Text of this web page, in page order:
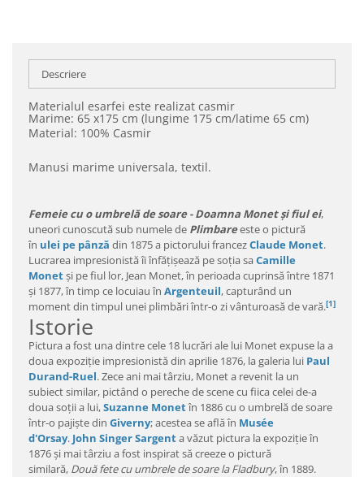
Descriere
Materialul esarfei este realizat casmir
Marime: 65 x175 cm (lungime 175 cm/latime 65 cm)
Material: 100% Casmir
Manusi marime universala, textil.
Femeie cu o umbrelă de soare - Doamna Monet și fiul ei,
uneori cunoscută sub numele de Plimbareeste o pictură
în ulei pe pânză din 1875 a pictorului francezClaude Monet.
Lucrarea impresionistă îi înfățișează pe soția saCamille
Monetși pe fiul lor, Jean Monet, în perioada cuprinsă între 1871
și 1877, în timp ce locuiau în Argenteuil, capturând un
moment din timpul unei plimbări într-o zi vânturoasă de vară.[1]
Istorie
Pictura a fost una dintre cele 18 lucrări ale lui Monet expuse la a
doua expoziție impresionistă din aprilie 1876, la galeria lui Paul
Durand-Ruel. Zece ani mai târziu, Monet a revenit la un
subiect similar, pictând o pereche de scene cu fiica celei de-a
doua soții a lui,Suzanne Monetîn 1886 cu o umbrelă de soare
într-o pajiște din Giverny; acestea se află în Musée
d'Orsay. John Singer Sargenta văzut pictura la expoziție în
1876 și mai târziu a fost inspirat să creeze o pictură
similară, Două fete cu umbrele de soare la Fladbury, în 1889.